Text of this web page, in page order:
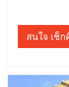
สนใจ เช็